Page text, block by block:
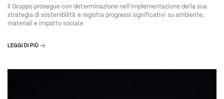
Il Gruppo prosegue con determinazione nell’implementazione della sua
strategia di sostenibilità e registra progressi significativi su ambiente,
materiali e impatto sociale
LEGGI DI PIÙ